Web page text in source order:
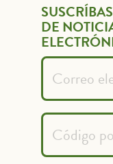
DE